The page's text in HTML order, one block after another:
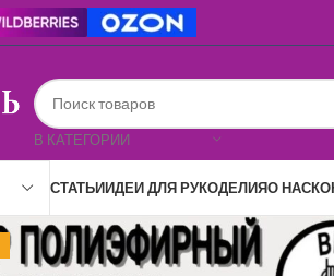
В КАТЕГОРИИ
СТАТЬИИДЕИ ДЛЯ РУКОДЕЛИЯО НАС